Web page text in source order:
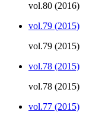
vol.80 (2016)
vol.79 (2015)
vol.79 (2015)
vol.78 (2015)
vol.78 (2015)
vol.77 (2015)